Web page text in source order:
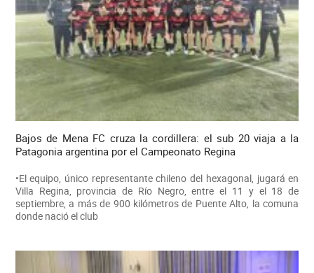
Bajos de Mena FC cruza la cordillera: el sub 20 viaja a la
Patagonia argentina por el Campeonato Regina
•El equipo, único representante chileno del hexagonal, jugará en
Villa Regina, provincia de Río Negro, entre el 11 y el 18 de
septiembre, a más de 900 kilómetros de Puente Alto, la comuna
donde nació el club